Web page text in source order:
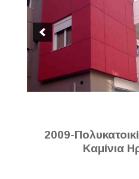
2009-
Καμίνια